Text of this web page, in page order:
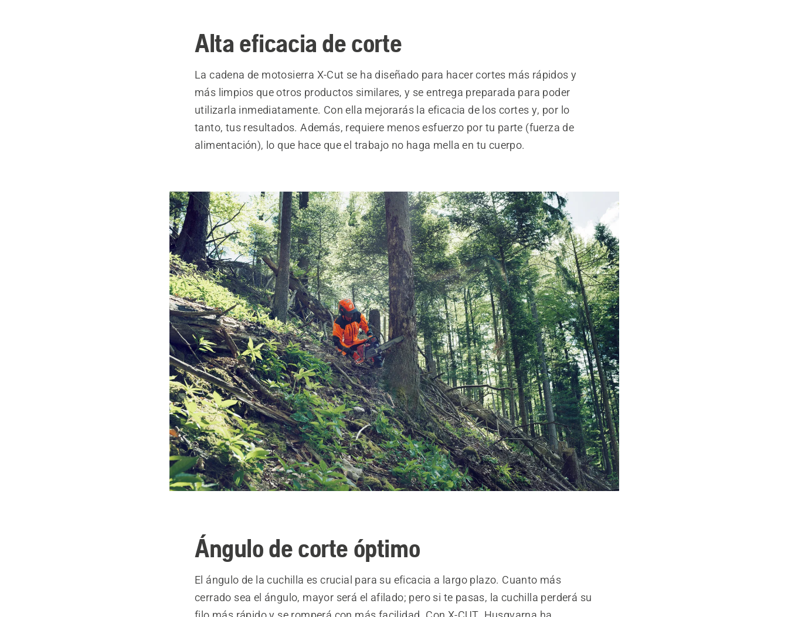
Alta eficacia de corte
La cadena de motosierra X-Cut se ha diseñado para hacer cortes más rápidos y
más limpios que otros productos similares, y se entrega preparada para poder
utilizarla inmediatamente. Con ella mejorarás la eficacia de los cortes y, por lo
tanto, tus resultados. Además, requiere menos esfuerzo por tu parte (fuerza de
alimentación), lo que hace que el trabajo no haga mella en tu cuerpo.
Ángulo de corte óptimo
El ángulo de la cuchilla es crucial para su eficacia a largo plazo. Cuanto más
cerrado sea el ángulo, mayor será el afilado; pero si te pasas, la cuchilla perderá su